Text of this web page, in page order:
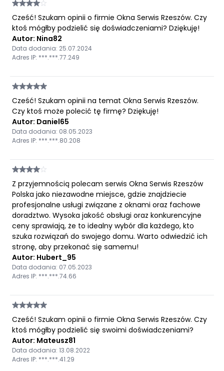
Cześć! Szukam opinii o firmie Okna Serwis Rzeszów. Czy
ktoś mógłby podzielić się doświadczeniami? Dziękuję!
Autor: Nina82
Data dodania: 25.07.2024
Adres IP: ***.***.77.249
Cześć! Szukam opinii na temat Okna Serwis Rzeszów.
Czy ktoś może polecić tę firmę? Dziękuję!
Autor: Daniel65
Data dodania: 08.05.2023
Adres IP: ***.***.80.208
Z przyjemnością polecam serwis Okna Serwis Rzeszów
Polska jako niezawodne miejsce, gdzie znajdziecie
profesjonalne usługi związane z oknami oraz fachowe
doradztwo. Wysoka jakość obsługi oraz konkurencyjne
ceny sprawiają, że to idealny wybór dla każdego, kto
szuka rozwiązań do swojego domu. Warto odwiedzić ich
stronę, aby przekonać się samemu!
Autor: Hubert_95
Data dodania: 07.05.2023
Adres IP: ***.***.74.66
Cześć! Szukam opinii o firmie Okna Serwis Rzeszów. Czy
ktoś mógłby podzielić się swoimi doświadczeniami?
Autor: Mateusz81
Data dodania: 13.08.2022
Adres IP: ***.***.41.29